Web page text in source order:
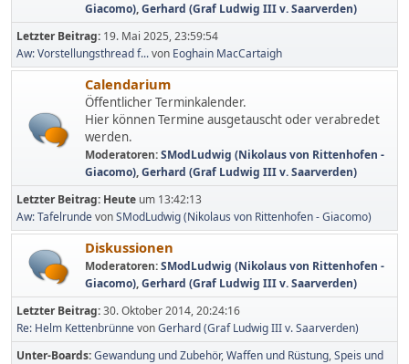
Giacomo),Gerhard (Graf Ludwig III v. Saarverden)
Letzter Beitrag: 19. Mai 2025, 23:59:54
Aw: Vorstellungsthread f...von Eoghain MacCartaigh
Calendarium
Öffentlicher Terminkalender.
Hier können Termine ausgetauscht oder verabredet
werden.
Moderatoren:SModLudwig (Nikolaus von Rittenhofen -
Giacomo),Gerhard (Graf Ludwig III v. Saarverden)
Letzter Beitrag: Heute um 13:42:13
Aw: TafelrundevonSModLudwig (Nikolaus von Rittenhofen - Giacomo)
Diskussionen
Moderatoren:SModLudwig (Nikolaus von Rittenhofen -
Giacomo),Gerhard (Graf Ludwig III v. Saarverden)
Letzter Beitrag:30. Oktober 2014, 20:24:16
Re: Helm KettenbrünnevonGerhard (Graf Ludwig III v. Saarverden)
Unter-Boards Gewandung und Zubehör Waffen und Rüstung Speis und